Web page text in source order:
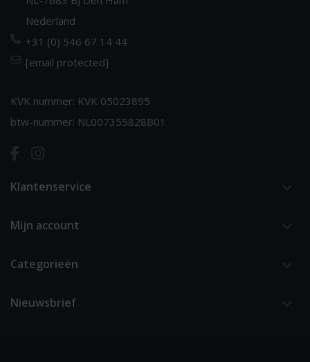
Nederland
+31 (0) 546 67 14 44
[email protected]
KVK nummer: KVK 05023895
btw-nummer: NL007355828B01
Klantenservice
Mijn account
Categorieën
Nieuwsbrief